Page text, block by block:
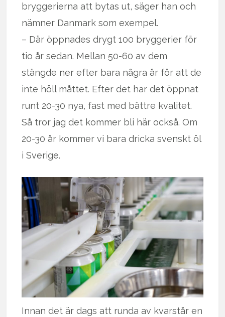
bryggerierna att bytas ut, säger han och
nämner Danmark som exempel.
– Där öppnades drygt 100 bryggerier för
tio år sedan. Mellan 50-60 av dem
stängde ner efter bara några år för att de
inte höll måttet. Efter det har det öppnat
runt 20-30 nya, fast med bättre kvalitet.
Så tror jag det kommer bli här också. Om
20-30 år kommer vi bara dricka svenskt öl
i Sverige.
Innan det är dags att runda av kvarstår en